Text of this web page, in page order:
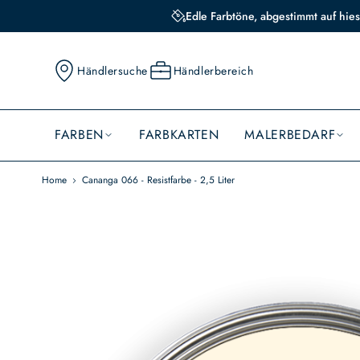
Edle Farbtöne, abgestimmt auf
Händlersuche Händlerbereich
FARBEN FARBKARTEN MALERBEDARF
Home Cananga 066 - Resistfarbe - 2,5 Liter